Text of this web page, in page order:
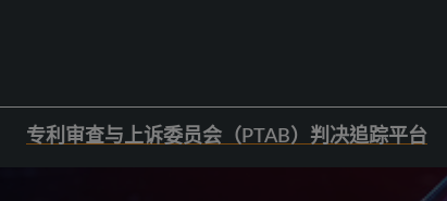
专利审查与上诉委员会（PTAB）判决追踪平台